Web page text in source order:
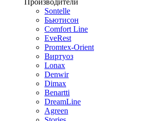
Производители
Sontelle
Бьютисон
Comfort Line
EveRest
Promtex-Orient
Виртуоз
Lonax
Denwir
Dimax
Benartti
DreamLine
Agreen